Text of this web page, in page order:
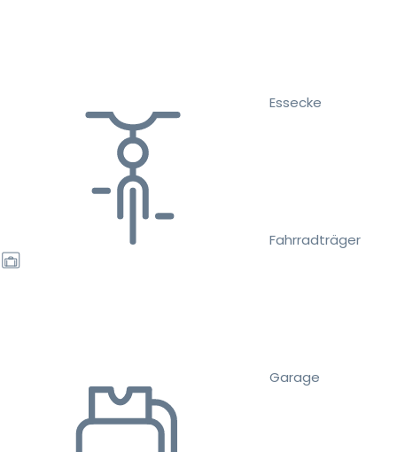
Essecke
Fahrradträger
Garage